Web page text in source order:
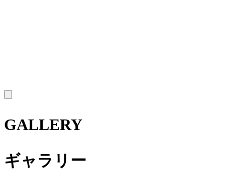
MENU
GALLERY
ギャラリー